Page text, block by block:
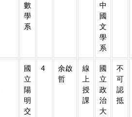
數
學
系
中
國
文
學
系
國
立
陽
明
交
4
余啟
哲
線
上
授
課
國
立
政
治
大
不
可
認
抵